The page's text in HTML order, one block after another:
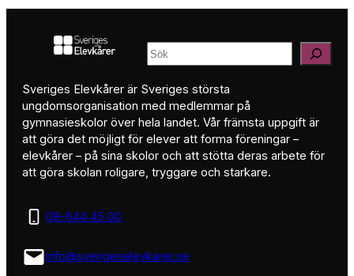
Sök
Sveriges Elevkårer är Sveriges största
ungdomsorganisation med medlemmar på
gymnasieskolor över hela landet. Vår främsta uppgift är
att göra det möjligt för elever att forma föreningar –
elevkårer – på sina skolor och att stötta deras arbete för
att göra skolan roligare, tryggare och starkare.
08-644 45 00
info@sverigeselevkarer.se